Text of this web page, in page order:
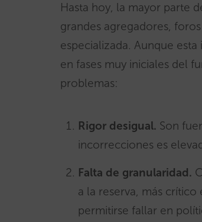
Hasta hoy, la mayor parte
grandes agregadores,
especializada. Aunque
en fases muy iniciales del
problemas:
Rigor desigual. Son
incorrecciones es
Falta de granularidad.
a la reserva, más
permitirse fallar en